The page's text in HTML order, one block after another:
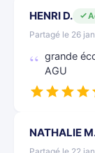
HENRI D.
Partagé le 26
grande
AGU
NATHALIE